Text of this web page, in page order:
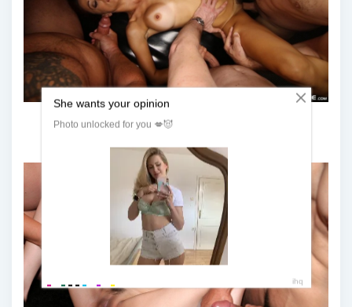
Жозефина Джеймс ганг Банг